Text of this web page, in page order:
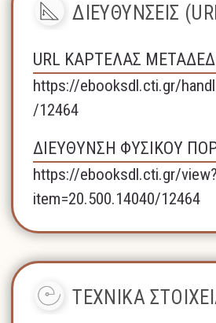
ΔΙΕΥΘΥΝΣΕΙΣ
URL ΚΑΡΤΕΛΑΣ
https://ebooksdl.cti.gr/
/12464
ΔΙΕΥΘΥΝΣΗ ΦΥΣΙΚΟΥ
https://ebooksdl.cti.gr/view?
item=20.500.14040/12464
ΤΕΧΝΙΚΑ